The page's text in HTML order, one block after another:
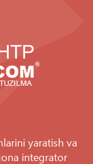
yaratish va
integrator